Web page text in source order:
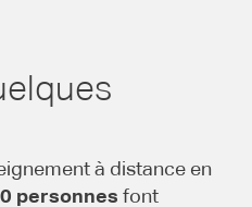
à distance en
personnes font